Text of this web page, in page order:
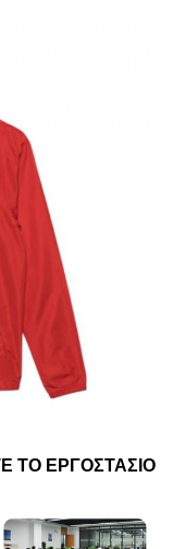
ΤΟ ΕΡΓΟΣΤΑΣΙΟ